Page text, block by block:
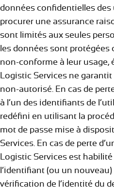
données confidentielles
procurer une assurance
sont limités aux seules
les données sont
non-conforme à leur usage,
Logistic Services ne garantit
non-autorisé. En cas de
à l’un des identifiants de
redéfini en utilisant la
mot de passe mise à
Services. En cas de perte
Logistic Services est
l’identifiant (ou un
vérification de l’identité du